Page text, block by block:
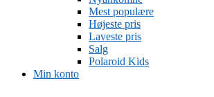
Mest populære
Højeste pris
Laveste pris
Salg
Polaroid Kids
Min konto